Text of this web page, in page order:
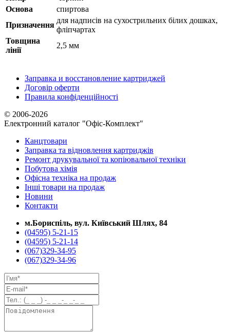
Основа
спиртова
Призначення
для надписів на сухострильних білих дошках,
фліпчартах
Товщина
лінії
2,5 мм
Заправка и восстановление картриджей
Договір оферти
Правила конфіденційності
© 2006-2026
Електронний каталог "Офіс-Комплект"
Канцтовари
Заправка та відновлення картриджів
Ремонт друкувальної та копіювальної техніки
Побутова хімія
Офісна техніка на продаж
Інші товари на продаж
Новини
Контакти
м.Бориспіль, вул. Київський Шлях, 84
(04595) 5-21-15
(04595) 5-21-14
(067)329-34-95
(067)329-34-96